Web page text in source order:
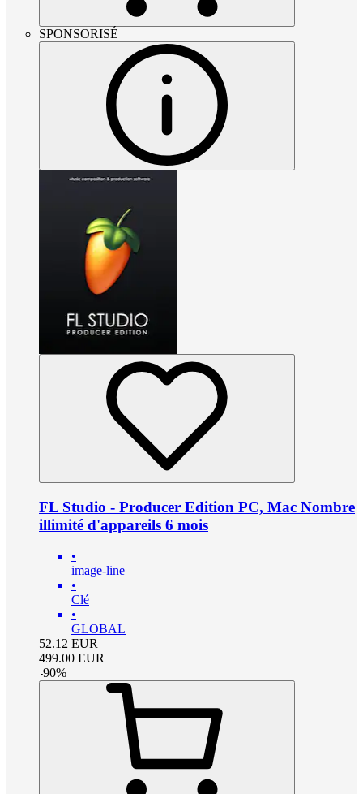
SPONSORISÉ
FL Studio - Producer Edition PC, Mac Nombre
illimité d'appareils 6 mois
•
image-line
•
Clé
•
GLOBAL
52.12 EUR
499.00 EUR
-90%